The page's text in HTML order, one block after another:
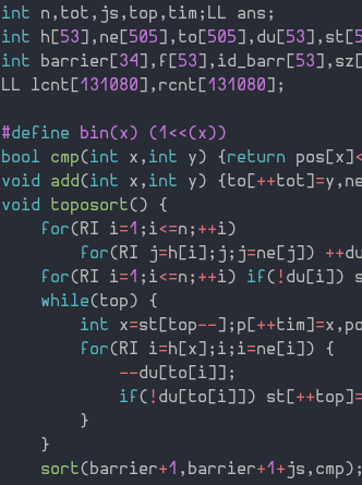
int n , tot , js , top , tim ; LL ans ;
int h [53] , ne [505] , to [505] , du [53] , st [
int barrier [34] , f [53] , id_barr [53] , sz [
LL lcnt [131080] , rcnt [131080] ;
#define bin(x) (1<<(x))
bool
cmp(int x , int y) {return pos [x] <
void
add(int x , int y) {to [++tot] =y , ne
void
toposort()
{
for(RI i=1 ; i<=n ; ++i)
for(RI j=h [i] ; j ; j=ne [ j] ) ++du
for(RI i=1 ; i<=n ; ++i) if ( ! du [i] )
while(top)
{
int x=st [top--] ; p [++tim] =x ,
for(RI i=h [x] ; i ; i=ne [i] )
{
--du [to [i] ] ;
if ( ! du [to [i] ] ) st [++top] =
}
}
sort(barrier+1 , barrier+1 + js , cmp) ;